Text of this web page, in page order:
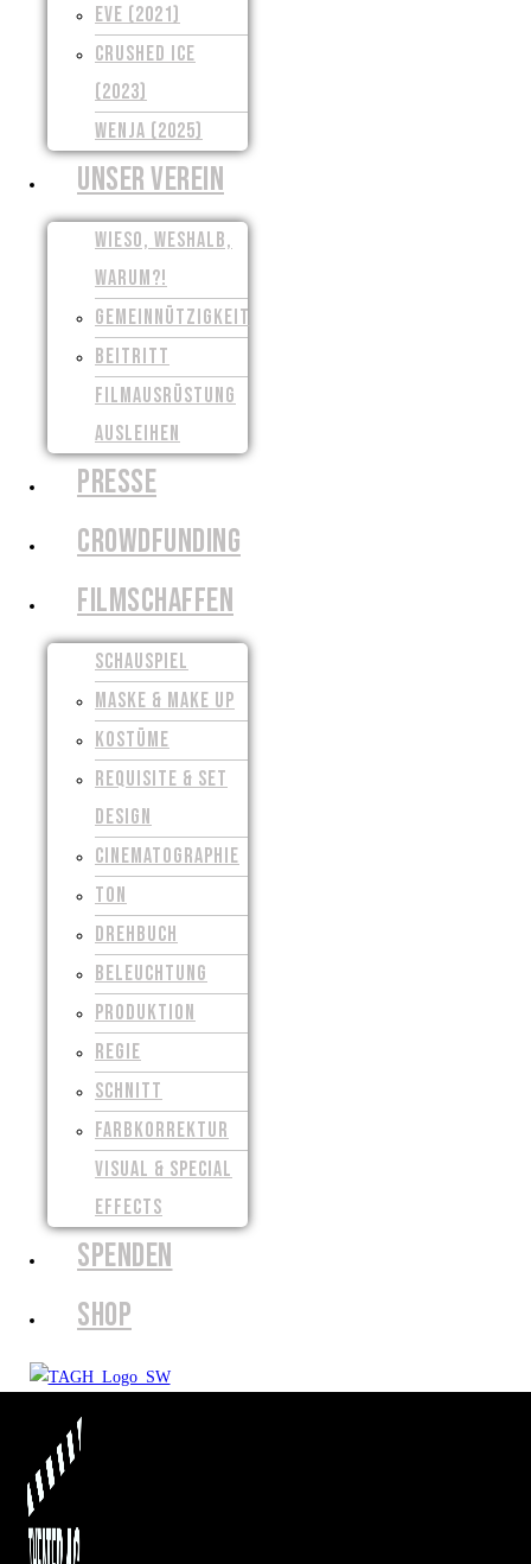
EVE (2021)
CRUSHED ICE
(2023)
WENJA (2025)
UNSER VEREIN
WIESO, WESHALB,
WARUM?!
GEMEINNÜTZIGKEIT
BEITRITT
FILMAUSRÜSTUNG
AUSLEIHEN
PRESSE
CROWDFUNDING
FILMSCHAFFEN
SCHAUSPIEL
MASKE & MAKE UP
KOSTÜME
REQUISITE & SET
DESIGN
CINEMATOGRAPHIE
TON
DREHBUCH
BELEUCHTUNG
PRODUKTION
REGIE
SCHNITT
FARBKORREKTUR
VISUAL & SPECIAL
EFFECTS
SPENDEN
SHOP